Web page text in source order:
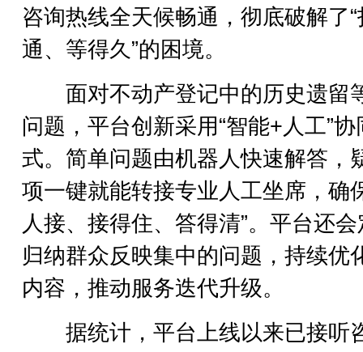
咨询热线全天候畅通，彻底破解了
通、等得久”的困境。
面对不动产登记中的历史遗留
问题，平台创新采用“智能+人工”协
式。简单问题由机器人快速解答，
项一键就能转接专业人工坐席，确
人接、接得住、答得清”。平台还
归纳群众反映集中的问题，持续优
内容，推动服务迭代升级。
据统计，平台上线以来已接听